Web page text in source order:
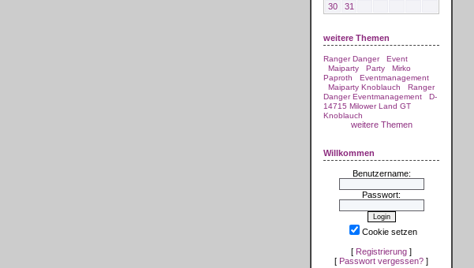
30
31
weitere Themen
Ranger Danger
Event
Maiparty
Party
Mirko
Paproth
Eventmanagement
Maiparty Knoblauch
Ranger
Danger Eventmanagement
D-
14715 Milower Land GT
Knoblauch
weitere Themen
Willkommen
Benutzername:
Passwort:
Cookie setzen
[ Registrierung ]
[ Passwort vergessen? ]